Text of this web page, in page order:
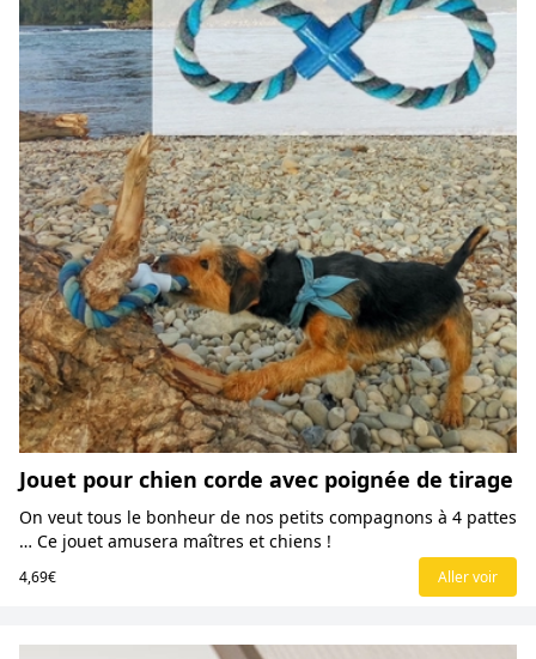
Jouet pour chien corde avec poignée de tirage
On veut tous le bonheur de nos petits compagnons à 4 pattes
… Ce jouet amusera maîtres et chiens !
4,69€ Aller voir